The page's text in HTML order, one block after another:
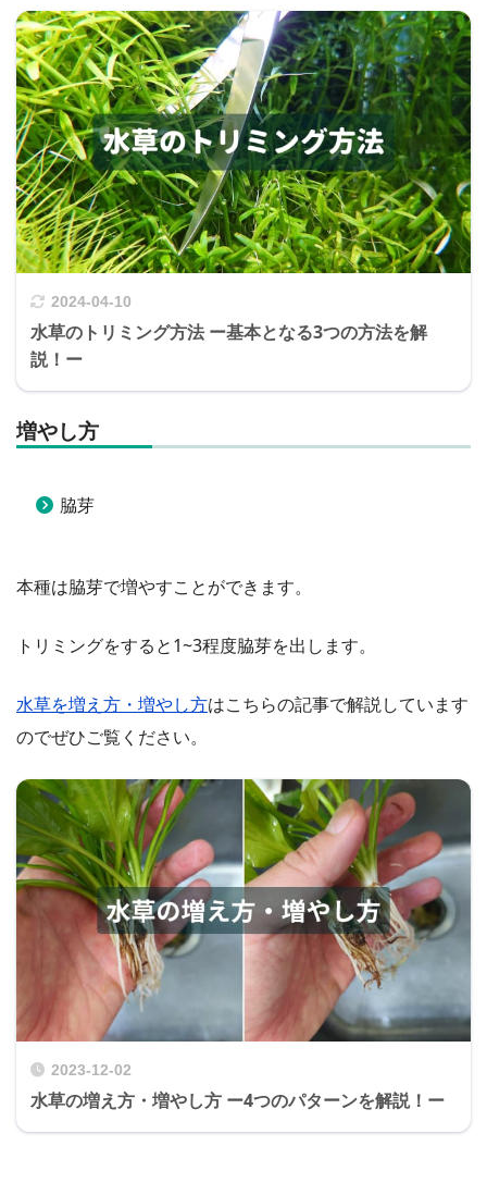
2024-04-10
水草のトリミング方法 ー基本となる3つの方法を解
説！ー
増やし方
脇芽
本種は脇芽で増やすことができます。
トリミングをすると1~3程度脇芽を出します。
水草を増え方・増やし方はこちらの記事で解説しています
のでぜひご覧ください。
2023-12-02
水草の増え方・増やし方 ー4つのパターンを解説！ー